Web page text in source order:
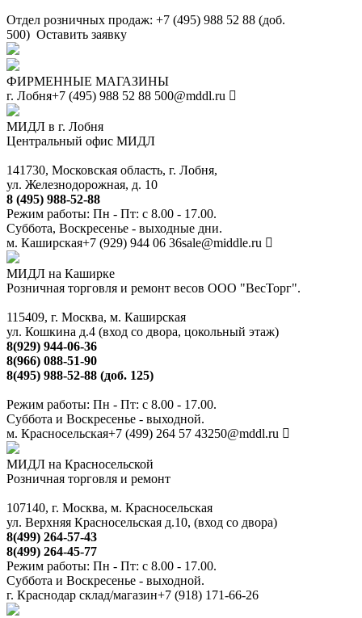
Отдел розничных продаж: +7 (495) 988 52 88 (доб.
500) Оставить заявку
ФИРМЕННЫЕ МАГАЗИНЫ
г. Лобня+7 (495) 988 52 88 500@mddl.ru
МИДЛ в г. Лобня
Центральный офис МИДЛ
141730, Московская область, г. Лобня,
ул. Железнодорожная, д. 10
8 (495) 988-52-88
Режим работы: Пн - Пт: с 8.00 - 17.00.
Суббота, Воскресенье - выходные дни.
м. Каширская+7 (929) 944 06 36sale@middle.ru
МИДЛ на Каширке
Розничная торговля и ремонт весов ООО "ВесТорг".
115409, г. Москва, м. Каширская
ул. Кошкина д.4 (вход со двора, цокольный этаж)
8(929) 944-06-36
8(966) 088-51-90
8(495) 988-52-88 (доб. 125)
Режим работы: Пн - Пт: с 8.00 - 17.00.
Суббота и Воскресенье - выходной.
м. Красносельская+7 (499) 264 57 43250@mddl.ru
МИДЛ на Красносельской
Розничная торговля и ремонт
107140, г. Москва, м. Красносельская
ул. Верхняя Красносельская д.10, (вход со двора)
8(499) 264-57-43
8(499) 264-45-77
Режим работы: Пн - Пт: с 8.00 - 17.00.
Суббота и Воскресенье - выходной.
г. Краснодар склад/магазин+7 (918) 171-66-26